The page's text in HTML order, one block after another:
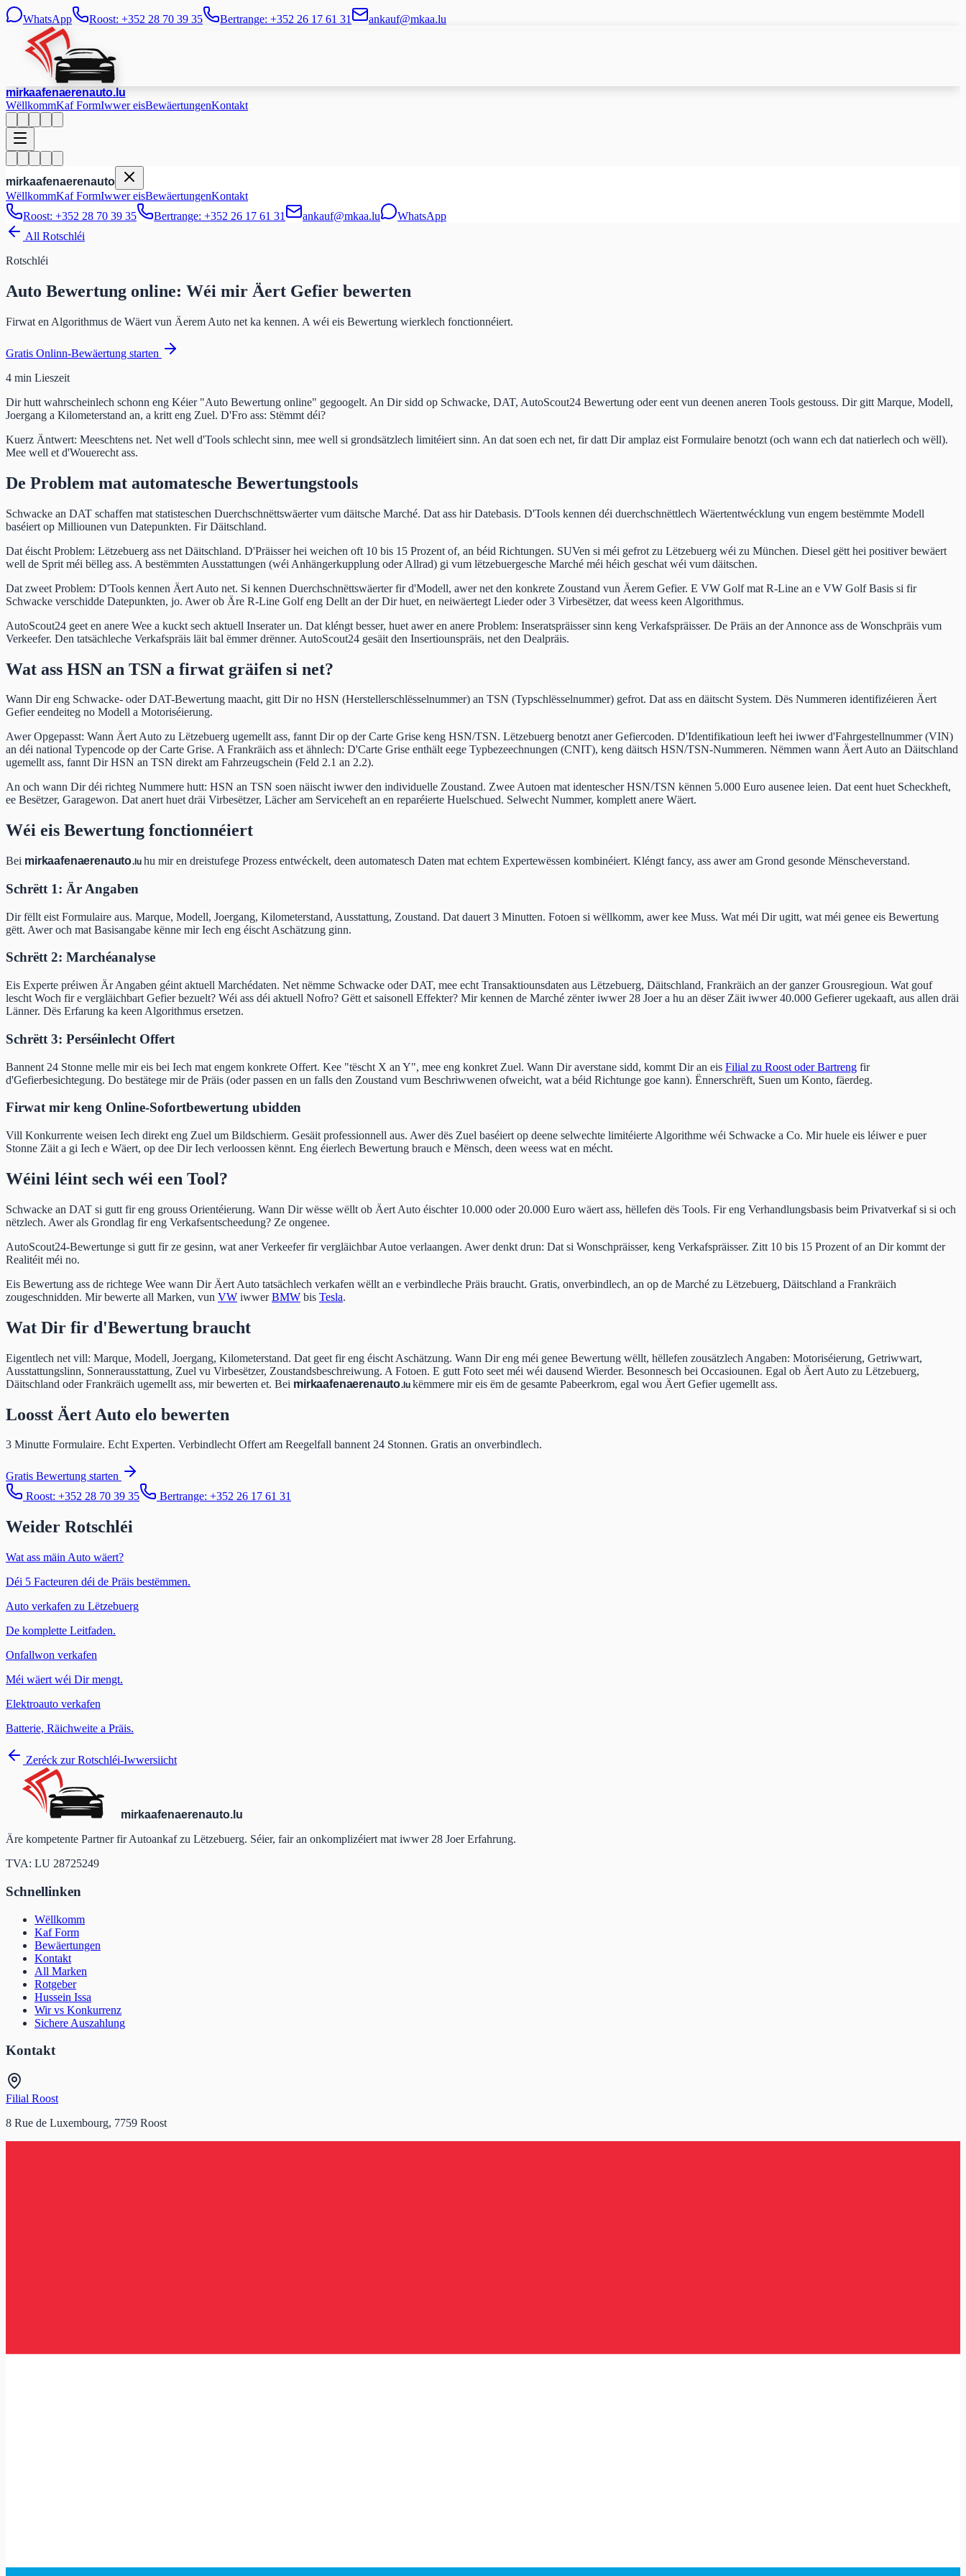
WhatsApp Roost: +352 28 70 39 35 Bertrange: +352 26 17 61 31 ankauf@mkaa.lu
mirkaafenaerenauto.lu
WëllkommKaf FormIwwer eisBewäertungenKontakt
mirkaafenaerenauto
WëllkommKaf FormIwwer eisBewäertungenKontakt
Roost: +352 28 70 39 35
Bertrange: +352 26 17 61 31 ankauf@mkaa.lu
WhatsApp
All Rotschléi
Rotschléi
Auto Bewertung online: Wéi mir Äert Gefier bewerten
Firwat en Algorithmus de Wäert vun Äerem Auto net ka kennen. A wéi eis Bewertung wierklech fonctionnéiert.
Gratis Onlinn-Bewäertung starten
4 min Lieszeit
Dir hutt wahrscheinlech schonn eng Kéier "Auto Bewertung online" gegoogelt. An Dir sidd op Schwacke, DAT, AutoScout24 Bewertung oder eent vun deenen aneren Tools gestouss. Dir gitt Marque, Modell,
Joergang a Kilometerstand an, a kritt eng Zuel. D'Fro ass: Stëmmt déi?
Kuerz Äntwert: Meeschtens net. Net well d'Tools schlecht sinn, mee well si grondsätzlech limitéiert sinn. An dat soen ech net, fir datt Dir amplaz eist Formulaire benotzt (och wann ech dat natierlech och wëll).
Mee well et d'Wouerecht ass.
De Problem mat automatesche Bewertungstools
Schwacke an DAT schaffen mat statisteschen Duerchschnëttswäerter vum däitsche Marché. Dat ass hir Datebasis. D'Tools kennen déi duerchschnëttlech Wäertentwécklung vun engem bestëmmte Modell
baséiert op Milliounen vun Datepunkten. Fir Däitschland.
Dat éischt Problem: Lëtzebuerg ass net Däitschland. D'Präisser hei weichen oft 10 bis 15 Prozent of, an béid Richtungen. SUVen si méi gefrot zu Lëtzebuerg wéi zu München. Diesel gëtt hei positiver bewäert
well de Sprit méi bëlleg ass. A bestëmmten Ausstattungen (wéi Anhängerkupplung oder Allrad) gi vum lëtzebuergesche Marché méi héich geschat wéi vum däitschen.
Dat zweet Problem: D'Tools kennen Äert Auto net. Si kennen Duerchschnëttswäerter fir d'Modell, awer net den konkrete Zoustand vun Äerem Gefier. E VW Golf mat R-Line an e VW Golf Basis si fir
Schwacke verschidde Datepunkten, jo. Awer ob Äre R-Line Golf eng Dellt an der Dir huet, en neiwäertegt Lieder oder 3 Virbesëtzer, dat weess keen Algorithmus.
AutoScout24 geet en anere Wee a kuckt sech aktuell Inserater un. Dat kléngt besser, huet awer en anere Problem: Inseratspräisser sinn keng Verkafspräisser. De Präis an der Annonce ass de Wonschpräis vum
Verkeefer. Den tatsächleche Verkafspräis läit bal ëmmer drënner. AutoScout24 gesäit den Insertiounspräis, net den Dealpräis.
Wat ass HSN an TSN a firwat gräifen si net?
Wann Dir eng Schwacke- oder DAT-Bewertung maacht, gitt Dir no HSN (Herstellerschlësselnummer) an TSN (Typschlësselnummer) gefrot. Dat ass en däitscht System. Dës Nummeren identifizéieren Äert
Gefier eendeiteg no Modell a Motoriséierung.
Awer Opgepasst: Wann Äert Auto zu Lëtzebuerg ugemellt ass, fannt Dir op der Carte Grise keng HSN/TSN. Lëtzebuerg benotzt aner Gefiercoden. D'Identifikatioun leeft hei iwwer d'Fahrgestellnummer (VIN)
an déi national Typencode op der Carte Grise. A Frankräich ass et ähnlech: D'Carte Grise enthält eege Typbezeechnungen (CNIT), keng däitsch HSN/TSN-Nummeren. Nëmmen wann Äert Auto an Däitschland
ugemellt ass, fannt Dir HSN an TSN direkt am Fahrzeugschein (Feld 2.1 an 2.2).
An och wann Dir déi richteg Nummere hutt: HSN an TSN soen näischt iwwer den individuelle Zoustand. Zwee Autoen mat identescher HSN/TSN kënnen 5.000 Euro ausenee leien. Dat eent huet Scheckheft,
ee Besëtzer, Garagewon. Dat anert huet dräi Virbesëtzer, Lächer am Serviceheft an en reparéierte Huelschued. Selwecht Nummer, komplett anere Wäert.
Wéi eis Bewertung fonctionnéiert
Bei mirkaafenaerenauto.luhu mir en dreistufege Prozess entwéckelt, deen automatesch Daten mat echtem Expertewëssen kombinéiert. Kléngt fancy, ass awer am Grond gesonde Mënscheverstand.
Schrëtt 1: Är Angaben
Dir fëllt eist Formulaire aus. Marque, Modell, Joergang, Kilometerstand, Ausstattung, Zoustand. Dat dauert 3 Minutten. Fotoen si wëllkomm, awer kee Muss. Wat méi Dir ugitt, wat méi genee eis Bewertung
gëtt. Awer och mat Basisangabe kënne mir Iech eng éischt Aschätzung ginn.
Schrëtt 2: Marchéanalyse
Eis Experte préiwen Är Angaben géint aktuell Marchédaten. Net nëmme Schwacke oder DAT, mee echt Transaktiounsdaten aus Lëtzebuerg, Däitschland, Frankräich an der ganzer Grousregioun. Wat gouf
lescht Woch fir e vergläichbart Gefier bezuelt? Wéi ass déi aktuell Nofro? Gëtt et saisonell Effekter? Mir kennen de Marché zënter iwwer 28 Joer a hu an dëser Zäit iwwer 40.000 Gefierer ugekaaft, aus allen dräi
Länner. Dës Erfarung ka keen Algorithmus ersetzen.
Schrëtt 3: Perséinlecht Offert
Bannent 24 Stonne melle mir eis bei Iech mat engem konkrete Offert. Kee "tëscht X an Y", mee eng konkret Zuel. Wann Dir averstane sidd, kommt Dir an eis Filial zu Roost oder Bartreng fir
d'Gefierbesichtegung. Do bestätege mir de Präis (oder passen en un falls den Zoustand vum Beschriwwenen ofweicht, wat a béid Richtunge goe kann). Ënnerschrëft, Suen um Konto, fäerdeg.
Firwat mir keng Online-Sofortbewertung ubidden
Vill Konkurrente weisen Iech direkt eng Zuel um Bildschierm. Gesäit professionnell aus. Awer dës Zuel baséiert op deene selwechte limitéierte Algorithme wéi Schwacke a Co. Mir huele eis léiwer e puer
Stonne Zäit a gi Iech e Wäert, op dee Dir Iech verloossen kënnt. Eng éierlech Bewertung brauch e Mënsch, deen weess wat en mécht.
Wéini léint sech wéi een Tool?
Schwacke an DAT si gutt fir eng grouss Orientéierung. Wann Dir wësse wëllt ob Äert Auto éischter 10.000 oder 20.000 Euro wäert ass, hëllefen dës Tools. Fir eng Verhandlungsbasis beim Privatverkaf si si och
nëtzlech. Awer als Grondlag fir eng Verkafsentscheedung? Ze ongenee.
AutoScout24-Bewertunge si gutt fir ze gesinn, wat aner Verkeefer fir vergläichbar Autoe verlaangen. Awer denkt drun: Dat si Wonschpräisser, keng Verkafspräisser. Zitt 10 bis 15 Prozent of an Dir kommt der
Realitéit méi no.
Eis Bewertung ass de richtege Wee wann Dir Äert Auto tatsächlech verkafen wëllt an e verbindleche Präis braucht. Gratis, onverbindlech, an op de Marché zu Lëtzebuerg, Däitschland a Frankräich
zougeschnidden. Mir bewerte all Marken, vun VW iwwer BMW bis Tesla.
Wat Dir fir d'Bewertung braucht
Eigentlech net vill: Marque, Modell, Joergang, Kilometerstand. Dat geet fir eng éischt Aschätzung. Wann Dir eng méi genee Bewertung wëllt, hëllefen zousätzlech Angaben: Motoriséierung, Getriwwart,
Ausstattungslinn, Sonnerausstattung, Zuel vu Virbesëtzer, Zoustandsbeschreiwung. A Fotoen. E gutt Foto seet méi wéi dausend Wierder. Besonnesch bei Occasiounen. Egal ob Äert Auto zu Lëtzebuerg,
Däitschland oder Frankräich ugemellt ass, mir bewerten et. Bei mirkaafenaerenauto.lukëmmere mir eis ëm de gesamte Pabeerkrom, egal wou Äert Gefier ugemellt ass.
Loosst Äert Auto elo bewerten
3 Minutte Formulaire. Echt Experten. Verbindlecht Offert am Reegelfall bannent 24 Stonnen. Gratis an onverbindlech.
Gratis Bewertung starten
Roost: +352 28 70 39 35
Bertrange: +352 26 17 61 31
Weider Rotschléi
Wat ass mäin Auto wäert?
Déi 5 Facteuren déi de Präis bestëmmen.
Auto verkafen zu Lëtzebuerg
De komplette Leitfaden.
Onfallwon verkafen
Méi wäert wéi Dir mengt.
Elektroauto verkafen
Batterie, Räichweite a Präis.
Zeréck zur Rotschléi-Iwwersiicht
mirkaafenaerenauto.lu
Äre kompetente Partner fir Autoankaf zu Lëtzebuerg. Séier, fair an onkomplizéiert mat iwwer 28 Joer Erfahrung.
TVA: LU 28725249
Schnellinken
Wëllkomm
Kaf Form
Bewäertungen
Kontakt
All Marken
Rotgeber
Hussein Issa
Wir vs Konkurrenz
Sichere Auszahlung
Kontakt
Filial Roost
8 Rue de Luxembourg, 7759 Roost